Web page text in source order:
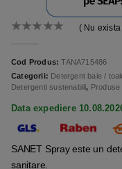
( Nu
Cod Produs:TANA715486
Categorii: Detergent baie /
Detergenti sustenabili, Produse
Data expediere
SANET Spray este un
sanitare.